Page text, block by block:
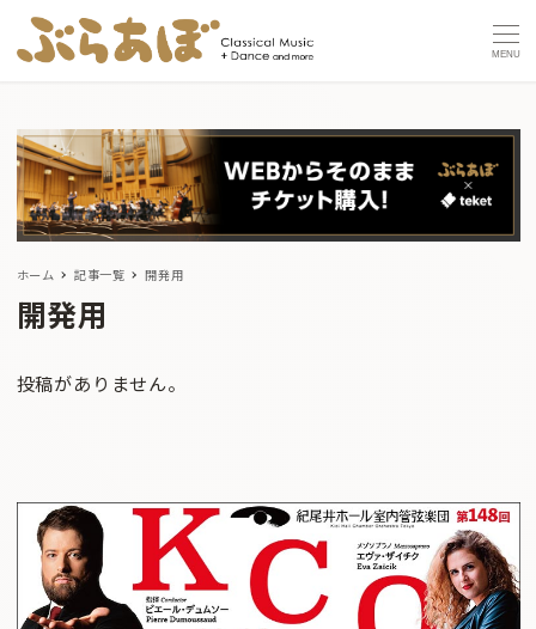
MENU
ホーム 記事一覧 開発用
開発用
投稿がありません。